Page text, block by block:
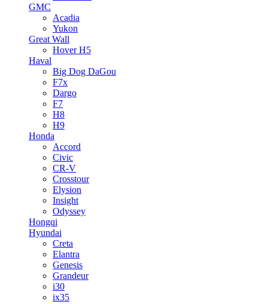
GMC
Acadia
Yukon
Great Wall
Hover H5
Haval
Big Dog DaGou
F7x
Dargo
F7
H8
H9
Honda
Accord
Civic
CR-V
Crosstour
Elysion
Insight
Odyssey
Hongqi
Hyundai
Creta
Elantra
Genesis
Grandeur
i30
ix35